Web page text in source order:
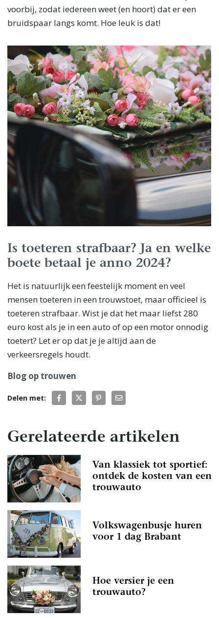
voorbij, zodat iedereen weet (en hoort) dat er een
bruidspaar langs komt. Hoe leuk is dat!
Is toeteren strafbaar? Ja en welke
boete betaal je anno 2024?
Het is natuurlijk een feestelijk moment en veel
mensen toeteren in een trouwstoet, maar officieel is
toeteren strafbaar. Wist je dat het maar liefst 280
euro kost als je in een auto of op een motor onnodig
toetert? Let er op dat je je altijd aan de
verkeersregels houdt.
Blog op trouwen
Delen met:
Gerelateerde artikelen
Van klassiek tot sportief:
ontdek de kosten van een
trouwauto
Volkswagenbusje huren
voor 1 dag Brabant
Hoe versier je een
trouwauto?